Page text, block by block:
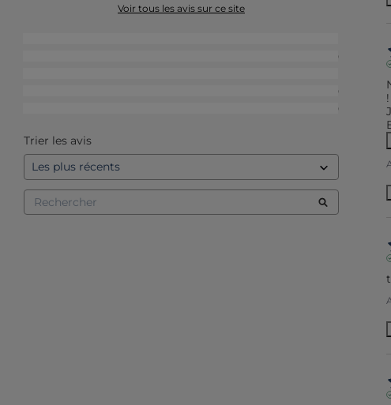
Voir tous les avis sur ce site
10
0
0
Trier les avis